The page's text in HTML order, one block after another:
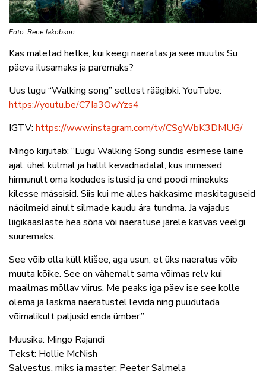
Foto: Rene Jakobson
Kas mäletad hetke, kui keegi naeratas ja see muutis Su
päeva ilusamaks ja paremaks?
Uus lugu “Walking song” sellest räägibki. YouTube:
https://youtu.be/C7Ia3OwYzs4
IGTV: https://www.instagram.com/tv/CSgWbK3DMUG/
Mingo kirjutab: “Lugu Walking Song sündis esimese laine
ajal, ühel külmal ja hallil kevadnädalal, kus inimesed
hirmunult oma kodudes istusid ja end poodi minekuks
kilesse mässisid. Siis kui me alles hakkasime maskitaguseid
näoilmeid ainult silmade kaudu ära tundma. Ja vajadus
liigikaaslaste hea sõna või naeratuse järele kasvas veelgi
suuremaks.
See võib olla küll klišee, aga usun, et üks naeratus võib
muuta kõike. See on vähemalt sama võimas relv kui
maailmas möllav viirus. Me peaks iga päev ise see kolle
olema ja laskma naeratustel levida ning puudutada
võimalikult paljusid enda ümber.”
Muusika: Mingo Rajandi
Tekst: Hollie McNish
Salvestus, miks ja master: Peeter Salmela